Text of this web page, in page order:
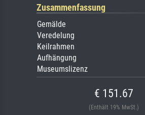
Zusammenfassung
Gemälde
Veredelung
Keilrahmen
Aufhängung
Museumslizenz
€ 151.67
(Enthält 19% MwSt.)